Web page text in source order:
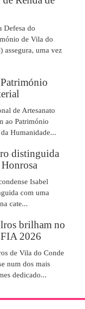
Defesa do
de Vila do
assegura, uma vez
de Artesanato
ao Património
Humanidade...
distinguida
Isabel
com uma
cate...
brilham no
2026
de Vila do Conde
num dos mais
dedicado...